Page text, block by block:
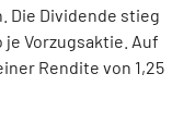
Die Dividende stieg
je Vorzugsaktie. Auf
Rendite von 1,25